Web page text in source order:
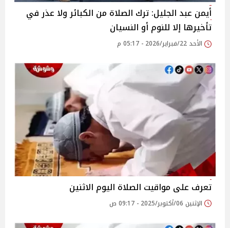
أيمن عبد الجليل: ترك الصلاة من الكبائر ولا عذر في
تأخيرها إلا للنوم أو النسيان
الأحد 22/فبراير/2026 - 05:17 م
تعرف على مواقيت الصلاة اليوم الاثنين
الإثنين 06/أكتوبر/2025 - 09:17 ص